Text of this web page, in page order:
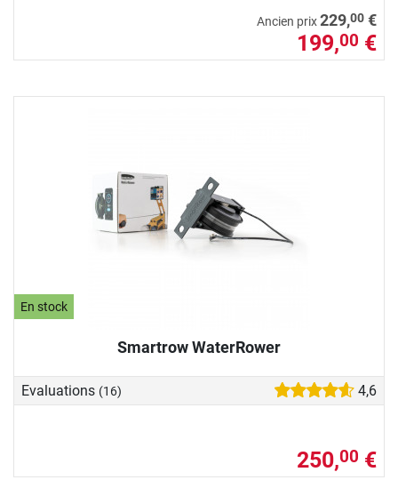
Ancien prix229,00 €
199,00 €
En stock
Smartrow WaterRower
Evaluations (16) 4,6
250,00 €